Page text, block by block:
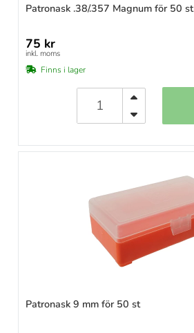
Patronask .38/.357 Magnum för 50 st
75 kr
inkl. moms
Finns i lager
Patronask 9 mm för 50 st